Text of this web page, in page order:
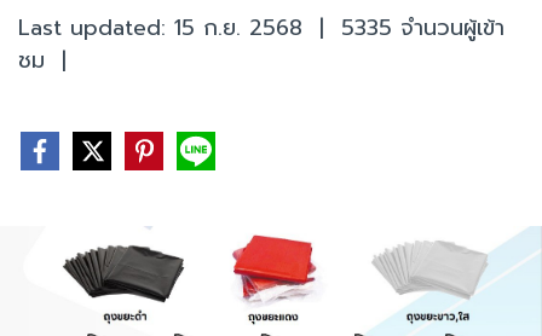
Last updated: 15 ก.ย. 2568 | 5335 จำนวนผู้เข้า
ชม |